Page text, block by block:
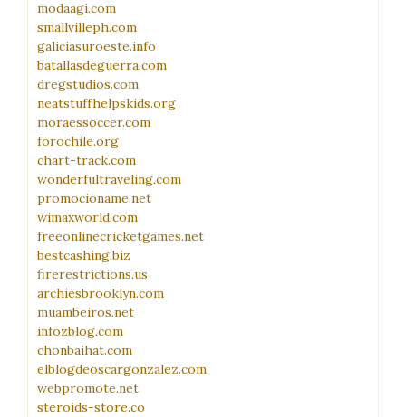
modaagi.com
smallvilleph.com
galiciasuroeste.info
batallasdeguerra.com
dregstudios.com
neatstuffhelpskids.org
moraessoccer.com
forochile.org
chart-track.com
wonderfultraveling.com
promocioname.net
wimaxworld.com
freeonlinecricketgames.net
bestcashing.biz
firerestrictions.us
archiesbrooklyn.com
muambeiros.net
infozblog.com
chonbaihat.com
elblogdeoscargonzalez.com
webpromote.net
steroids-store.co